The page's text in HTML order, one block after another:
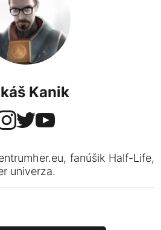
Kanik
fanúšik Half-Life,
univerza.